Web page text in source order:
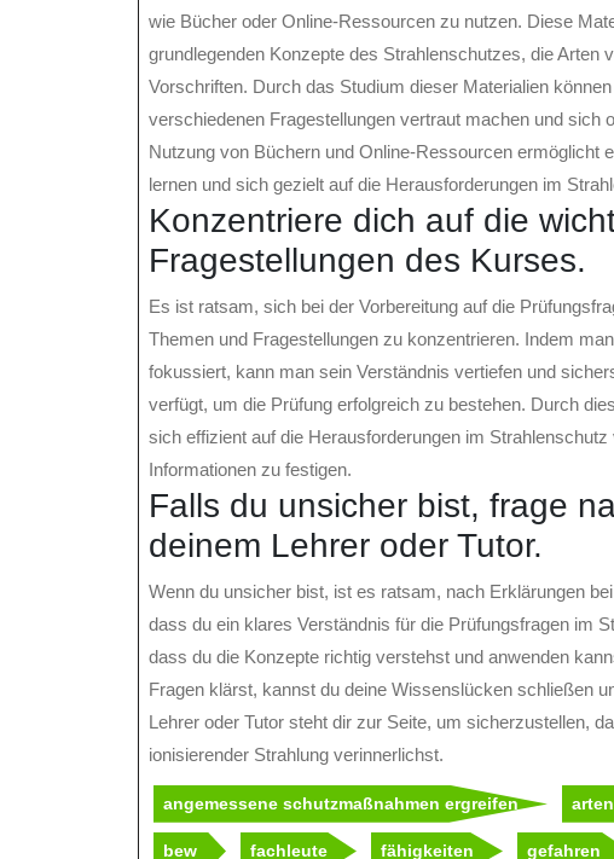
wie Bücher oder Online-Ressourcen zu nutzen. Diese
grundlegenden Konzepte des Strahlenschutzes, die
Vorschriften. Durch das Studium dieser Materialien
verschiedenen Fragestellungen vertraut machen und sich
Nutzung von Büchern und Online-Ressourcen ermöglicht
lernen und sich gezielt auf die Herausforderungen im
Konzentriere dich auf die
Fragestellungen des Kurses.
Es ist ratsam, sich bei der Vorbereitung auf die
Themen und Fragestellungen zu konzentrieren. Indem
fokussiert, kann man sein Verständnis vertiefen und
verfügt, um die Prüfung erfolgreich zu bestehen. Durch
sich effizient auf die Herausforderungen im
Informationen zu festigen.
Falls du unsicher bist, frage
deinem Lehrer oder Tutor.
Wenn du unsicher bist, ist es ratsam, nach Erklärungen
dass du ein klares Verständnis für die Prüfungsfragen im
dass du die Konzepte richtig verstehst und anwenden
Fragen klärst, kannst du deine Wissenslücken schließen
Lehrer oder Tutor steht dir zur Seite, um sicherzustellen,
ionisierender Strahlung verinnerlichst.
angemessene schutzmaßnahmen ergreifen
bew fachleute fähigkeiten gefahren